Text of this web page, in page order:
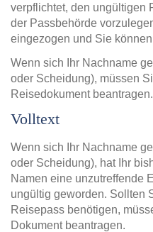
verpflichtet, den ungültigen
der Passbehörde
eingezogen und Sie
Wenn sich Ihr Nachname
oder Scheidung), müssen
Reisedokument beantragen.
Volltext
Wenn sich Ihr Nachname
oder Scheidung), hat Ihr
Namen eine unzutreffende
ungültig geworden. Sollten
Reisepass benötigen,
Dokument beantragen.